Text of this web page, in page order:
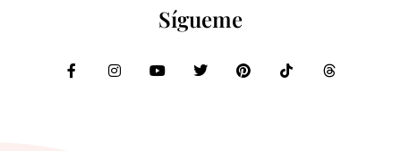
Sígueme